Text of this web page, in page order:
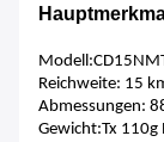
Reichweite: 15
Abmessungen:
Gewicht:Tx 110g